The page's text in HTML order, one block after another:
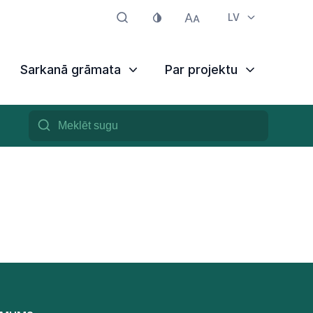
LV
Sarkanā grāmata Par projektu